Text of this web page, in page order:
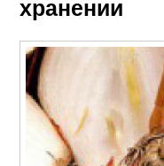
хранении